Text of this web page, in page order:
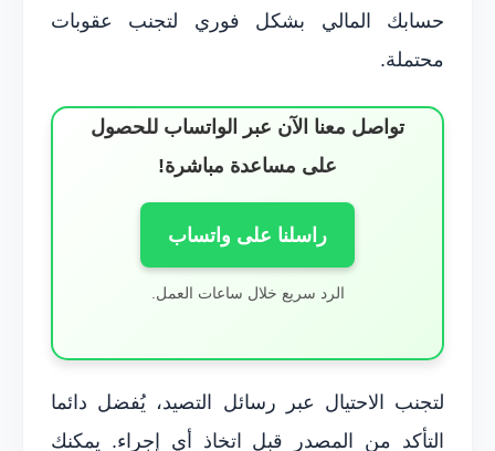
حسابك المالي بشكل فوري لتجنب عقوبات
محتملة.
تواصل معنا الآن عبر الواتساب للحصول
على مساعدة مباشرة!
راسلنا على واتساب
الرد سريع خلال ساعات العمل.
لتجنب الاحتيال عبر رسائل التصيد، يُفضل دائما
التأكد من المصدر قبل اتخاذ أي إجراء. يمكنك